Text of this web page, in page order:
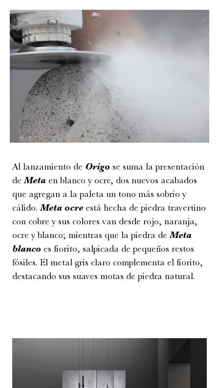
Al lanzamiento de Origo se suma la presentación
deMeta en blanco y ocre, dos nuevos acabados
que agregan a la paleta un tono más sobrio y
cálido.Meta ocre está hecha de piedra travertino
con cobre y sus colores van desde rojo, naranja,
ocre y blanco; mientras que la piedra de Meta
blanco es fiorito, salpicada de pequeños restos
fósiles. El metal gris claro complementa el fiorito,
destacando sus suaves motas de piedra natural.